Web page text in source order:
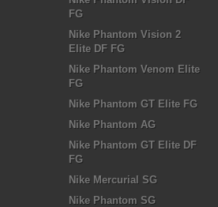
FG
Nike Phantom Vision 2
Elite DF FG
Nike Phantom Venom Elite
FG
Nike Phantom GT Elite FG
Nike Phantom AG
Nike Phantom GT Elite DF
FG
Nike Mercurial SG
Nike Phantom SG